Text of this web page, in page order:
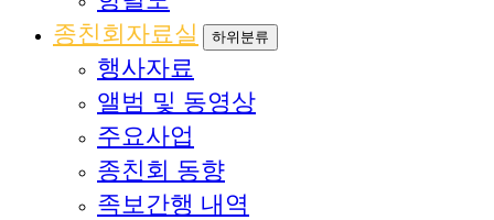
종친회자료실
하위분류
행사자료
앨범 및 동영상
주요사업
종친회 동향
족보간행 내역